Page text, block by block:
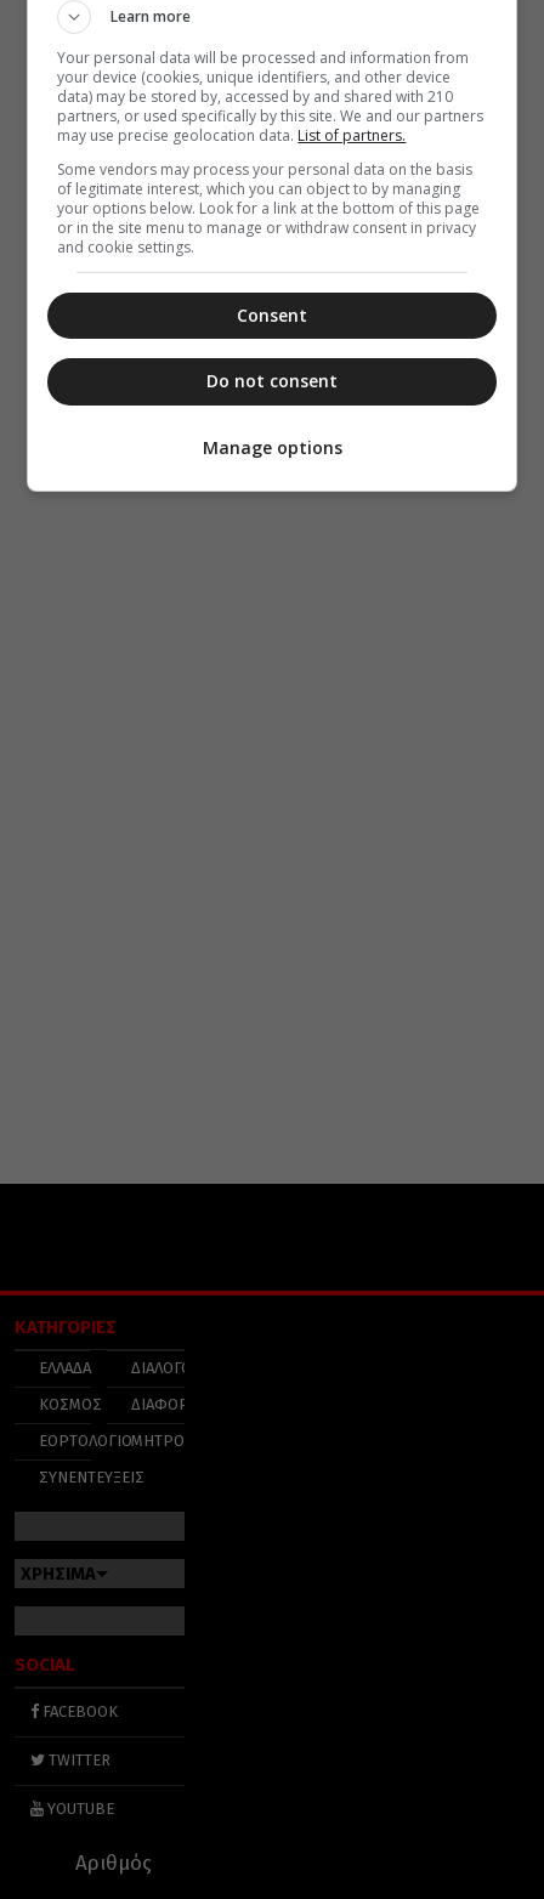
ΚΑΤΗΓΟΡΙΕΣ
ΕΛΛΑΔΑ
ΚΟΣΜΟΣ
ΕΟΡΤΟΛΟΓΙΟ
ΣΥΝΕΝΤΕΥΞΕΙΣ
ΔΙΑΛΟΓΟΣ
ΔΙΑΦΟΡΑ
ΜΗΤΡΟΠΟΛΕΙΣ
ΧΡΗΣΙΜΑ
SOCIAL
FACEBOOK
TWITTER
YOUTUBE
Αριθμός
Learn more
Your personal data will be processed and information from
your device (cookies, unique identifiers, and other device
data) may be stored by, accessed by and shared with 210
partners, or used specifically by this site. We and our partners
may use precise geolocation data. List of partners.
Some vendors may process your personal data on the basis
of legitimate interest, which you can object to by managing
your options below. Look for a link at the bottom of this page
or in the site menu to manage or withdraw consent in privacy
and cookie settings.
Consent
Do not consent
Manage options